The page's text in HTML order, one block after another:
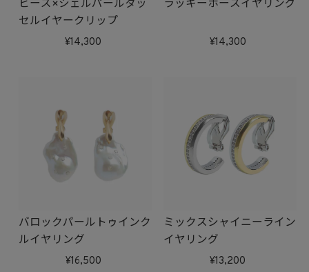
ビーズ×シェルパールタッ
セルイヤークリップ
14,300
ラッキーホースイヤリング
14,300
バロックパールトゥインク
ルイヤリング
16,500
ミックスシャイニーライン
イヤリング
13,200